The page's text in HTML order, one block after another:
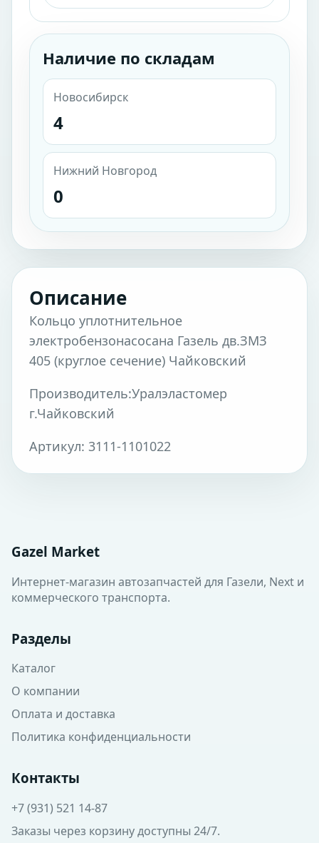
Наличие по складам
Новосибирск
4
Нижний Новгород
0
Описание
Кольцо уплотнительное
электробензонасосана Газель дв.ЗМЗ
405 (круглое сечение) Чайковский
Производитель:Уралэластомер
г.Чайковский
Артикул: 3111-1101022
Gazel Market
Интернет-магазин автозапчастей для Газели, Next и
коммерческого транспорта.
Разделы
Каталог
О компании
Оплата и доставка
Политика конфиденциальности
Контакты
+7 (931) 521 14-87
Заказы через корзину доступны 24/7.